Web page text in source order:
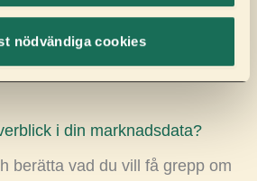
nödvändiga cookies
i din marknadsdata?
berätta vad du vill få grepp om